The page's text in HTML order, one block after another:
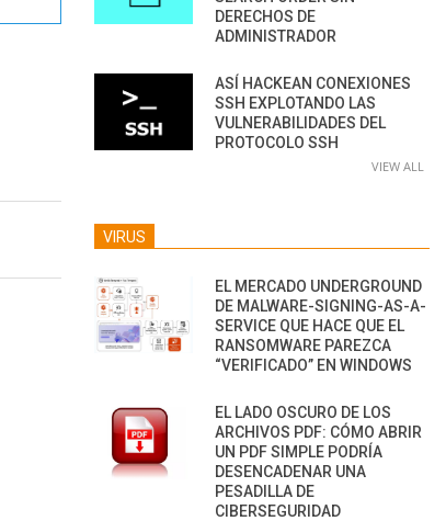
DERECHOS DE
ADMINISTRADOR
ASÍ HACKEAN CONEXIONES
SSH EXPLOTANDO LAS
VULNERABILIDADES DEL
PROTOCOLO SSH
VIEW ALL
VIRUS
EL MERCADO UNDERGROUND
DE MALWARE-SIGNING-AS-A-
SERVICE QUE HACE QUE EL
RANSOMWARE PAREZCA
“VERIFICADO” EN WINDOWS
EL LADO OSCURO DE LOS
ARCHIVOS PDF: CÓMO ABRIR
UN PDF SIMPLE PODRÍA
DESENCADENAR UNA
PESADILLA DE
CIBERSEGURIDAD